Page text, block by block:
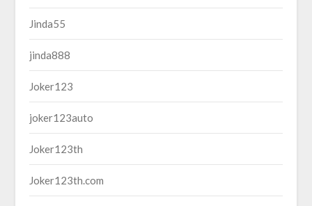
Jinda55
jinda888
Joker123
joker123auto
Joker123th
Joker123th.com